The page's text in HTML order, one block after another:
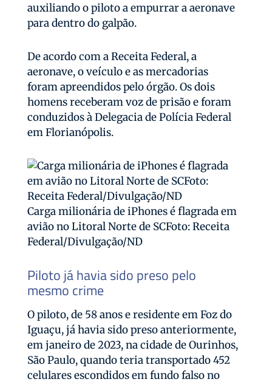
auxiliando o piloto a empurrar a aeronave
para dentro do galpão.
De acordo com a Receita Federal, a
aeronave, o veículo e as mercadorias
foram apreendidos pelo órgão. Os dois
homens receberam voz de prisão e foram
conduzidos à Delegacia de Polícia Federal
em Florianópolis.
Carga milionária de iPhones é flagrada em
avião no Litoral Norte de SCFoto: Receita
Federal/Divulgação/ND
Piloto já havia sido preso pelo
mesmo crime
O piloto, de 58 anos e residente em Foz do
Iguaçu, já havia sido preso anteriormente,
em janeiro de 2023, na cidade de Ourinhos,
São Paulo, quando teria transportado 452
celulares escondidos em fundo falso no